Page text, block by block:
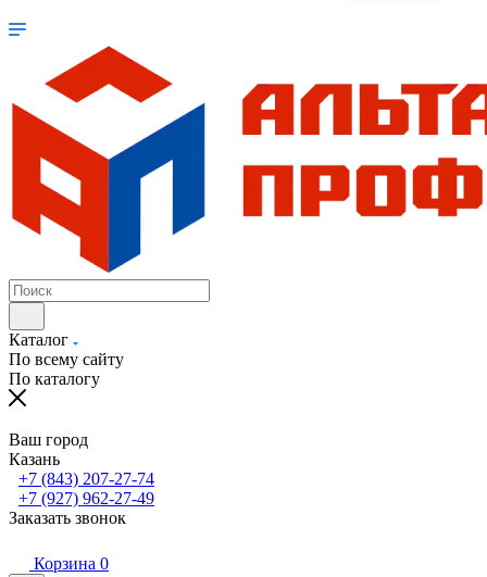
Каталог
По всему сайту
По каталогу
Ваш город
Казань
+7 (843) 207-27-74
+7 (927) 962-27-49
Заказать звонок
Корзина 0